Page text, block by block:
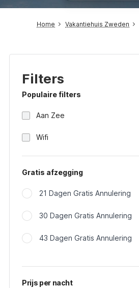
Home Vakantiehuis Zweden
Filters
Populaire filters
Aan Zee
Wifi
Gratis afzegging
21 Dagen Gratis Annulering
30 Dagen Gratis Annulering
43 Dagen Gratis Annulering
Prijs per nacht